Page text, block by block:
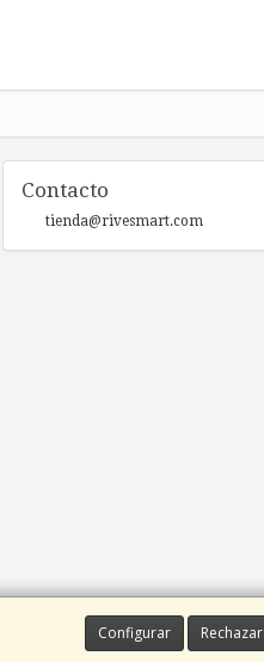
Configurar Rechazar
Contacto
tienda@rivesmart.com